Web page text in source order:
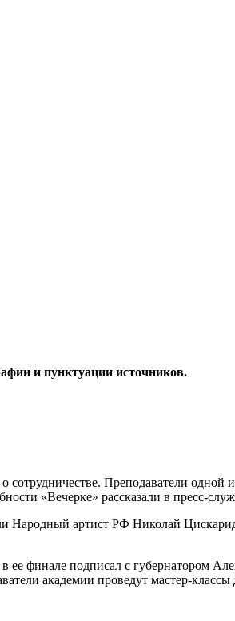
и пунктуации источников.
Преподаватели одной
«Вечерке» рассказали в пресс-
Народный артист РФ Николай
финале подписал с губернатором
академии проведут мастер-